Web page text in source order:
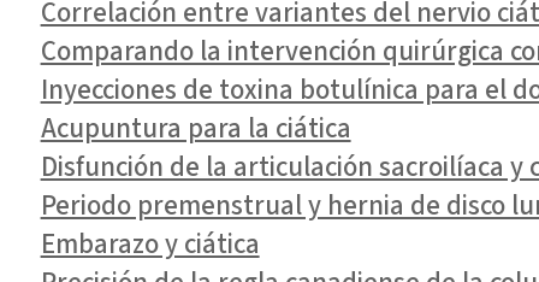
Correlación entre variantes del nervio
Comparando la intervención quirúrgica
Inyecciones de toxina botulínica para el
Acupuntura para la ciática
Disfunción de la articulación sacroilíaca y
Periodo premenstrual y hernia de disco
Embarazo y ciática